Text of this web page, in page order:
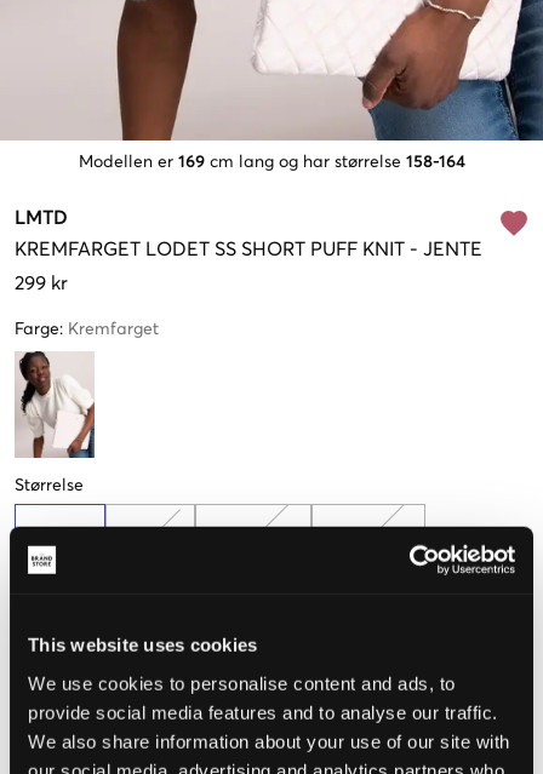
This website uses cookies
We use cookies to personalise content and ads, to
provide social media features and to analyse our traffic.
We also share information about your use of our site with
Modellen er 169 cm lang og har størrelse 158-164
LMTD
KREMFARGET LODET SS SHORT PUFF KNIT - JENTE
299 kr
Farge: Kremfarget
Størrelse
Opplevd størrelse
STØRRELSESTABELL